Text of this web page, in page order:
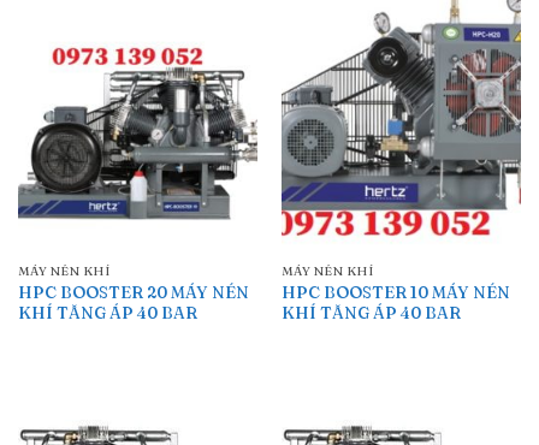
MÁY NÉN KHÍ
HPC BOOSTER 20 MÁY NÉN
KHÍ TĂNG ÁP 40 BAR
MÁY NÉN KHÍ
HPC BOOSTER 10 MÁY NÉN
KHÍ TĂNG ÁP 40 BAR